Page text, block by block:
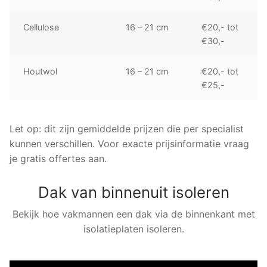
Cellulose 16 – 21 cm
€20,- tot
€30,-
Houtwol 16 – 21 cm
€20,- tot
€25,-
Let op: dit zijn gemiddelde prijzen die per specialist
kunnen verschillen. Voor exacte prijsinformatie vraag
je gratis offertes aan.
Dak van binnenuit isoleren
Bekijk hoe vakmannen een dak via de binnenkant met
isolatieplaten isoleren.